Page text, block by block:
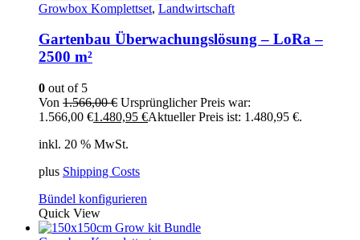
Growbox Komplettset, Landwirtschaft
Gartenbau Überwachungslösung – LoRa –
2500 m²
0 out of 5
Von 1.566,00€ Ursprünglicher Preis war:
1.566,00 €1.480,95 €Aktueller Preis ist: 1.480,95 €.
inkl. 20 % MwSt.
plus Shipping Costs
Bündel konfigurieren
Quick View